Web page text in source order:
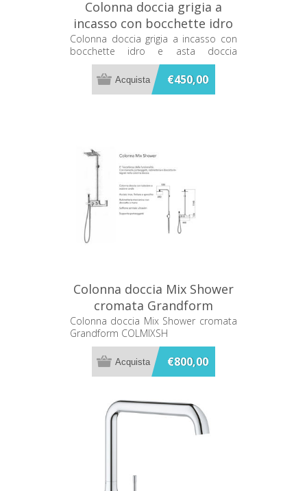
Colonna doccia grigia a
incasso con bocchette idro
e asta doccia Grandform
COLDOCIDRO
Colonna doccia grigia a incasso con
bocchette idro e asta doccia
Grandform COLDOCIDRO
€450,00
Colonna doccia Mix Shower
cromata Grandform
COLMIXSH
Colonna doccia Mix Shower cromata
Grandform COLMIXSH
€800,00